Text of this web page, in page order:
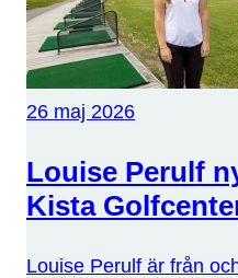
26 maj 2026
Louise Perulf
Kista
Louise Perulf är från